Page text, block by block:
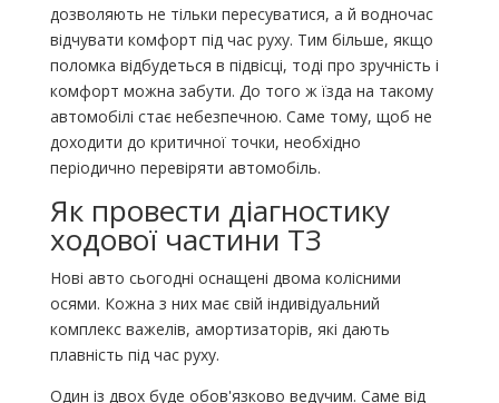
дозволяють не тільки пересуватися, а й водночас
відчувати комфорт під час руху. Тим більше, якщо
поломка відбудеться в підвісці, тоді про зручність і
комфорт можна забути. До того ж їзда на такому
автомобілі стає небезпечною. Саме тому, щоб не
доходити до критичної точки, необхідно
періодично перевіряти автомобіль.
Як провести діагностику
ходової частини ТЗ
Нові авто сьогодні оснащені двома колісними
осями. Кожна з них має свій індивідуальний
комплекс важелів, амортизаторів, які дають
плавність під час руху.
Один із двох буде обов'язково ведучим. Саме від